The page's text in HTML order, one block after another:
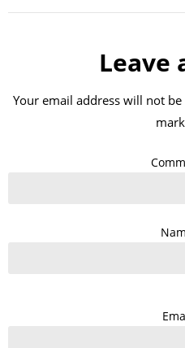
Leave
Your email address will not